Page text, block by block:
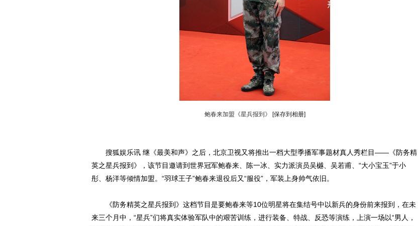
鲍春来加盟《星兵报到》 [保存到相册]
搜狐娱乐讯 继《最美和声》之后，北京卫视又将推出一档大型季播军事题材真人秀栏目——《防务精
英之星兵报到》，该节目邀请到世界冠军鲍春来、陈一冰、实力派演员吴樾、吴若甫、“大小宝玉”于小
彤、杨洋等倾情加盟。“羽球王子”鲍春来退役后又“服役”，军装上身帅气依旧。
《防务精英之星兵报到》这档节目是要鲍春来等10位明星将在集结号中以新兵的身份前来报到，在未
来三个月中，“星兵”们将真实体验军队中的艰苦训练，进行装备、特战、反恐等演练，上演一场以“男人，